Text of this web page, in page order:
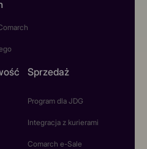
Sprzedaż
Program dla JDG
Integracja z kurierami
Comarch e-Sale